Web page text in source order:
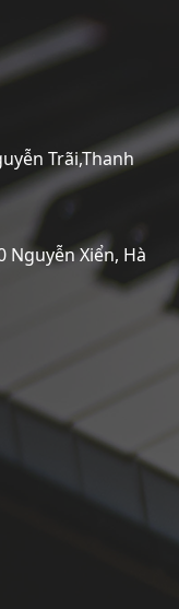
Trãi,Thanh
Nguyễn Xiển, Hà